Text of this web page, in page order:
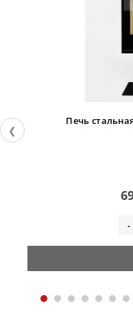
❮
Печь
-